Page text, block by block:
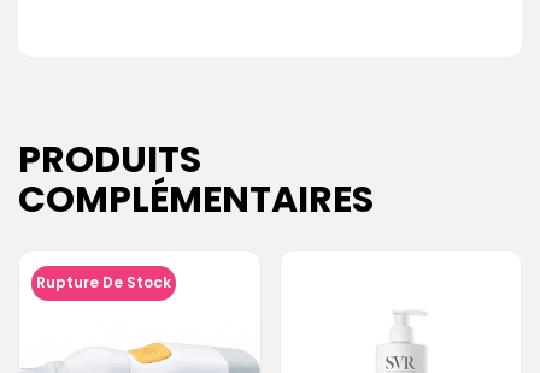
PRODUITS
COMPLÉMENTAIRES
Rupture De Stock